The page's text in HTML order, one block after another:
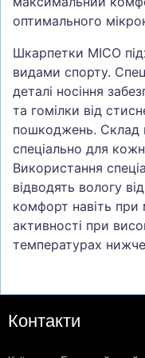
оптимального
Шкарпетки MICO
видами спорту.
деталі носіння
та гомілки від
пошкоджень. Склад
спеціально для
Використання
відводять вологу
комфорт навіть при
активності при
температурах
Контакти